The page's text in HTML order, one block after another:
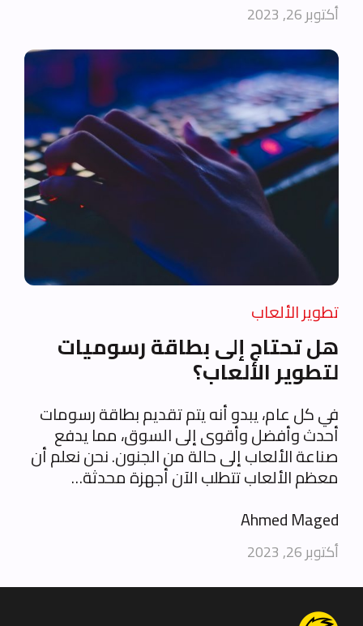
أكتوبر 26, 2023
تطوير الألعاب
هل تحتاج إلى بطاقة رسوميات
لتطوير الألعاب؟
في كل عام، يبدو أنه يتم تقديم بطاقة رسومات
أحدث وأفضل وأقوى إلى السوق، مما يدفع
صناعة الألعاب إلى حالة من الجنون. نحن نعلم أن
معظم الألعاب تتطلب الآن أجهزة محدثة…
Ahmed Maged
أكتوبر 26, 2023